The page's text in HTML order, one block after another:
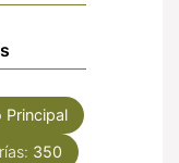
Principal
350